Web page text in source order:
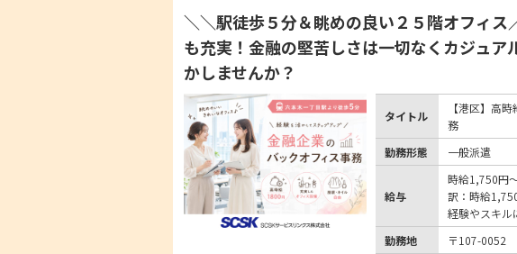
＼＼駅徒歩５分＆眺めの良い２５階オフィ
も充実！金融の堅苦しさは一切なくカジュ
かしませんか？
タイトル
【港区】高
務
勤務形態
一般派遣
給与
時給1,750円
訳：時給
経験やスキル
勤務地
〒107-0052